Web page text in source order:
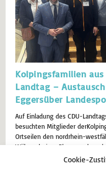
Cookie-
Kolpingsfamilien
Landtag –
Eggersüber
Auf Einladung des CDU-
besuchten Mitglieder
Ortseilen den nordrhein-
Während einer Plenarwoche
abwechslungsreichen und
des Landes.Nach einem